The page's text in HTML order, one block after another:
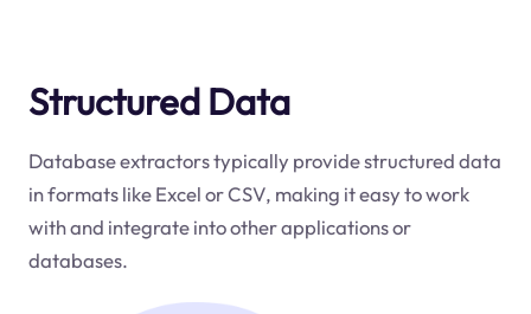
Structured Data
Database extractors typically provide structured data
in formats like Excel or CSV, making it easy to work
with and integrate into other applications or
databases.